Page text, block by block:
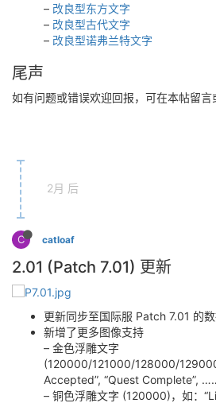
– 改良型东方文字
– 改良型古代文字
– 改良型诺弗兰特文字
尾声
如有问题或错误欢迎回报，可在本帖留言
2月 后
C catloaf
2.01 (Patch 7.01) 更新
更新同步至国际服 Patch 7.01 的
新增了更多图像支持
– 金色浮雕文字
(120000/121000/128000/
Accepted”, “Quest Complete”,
– 铜色浮雕文字 (120000)，如：